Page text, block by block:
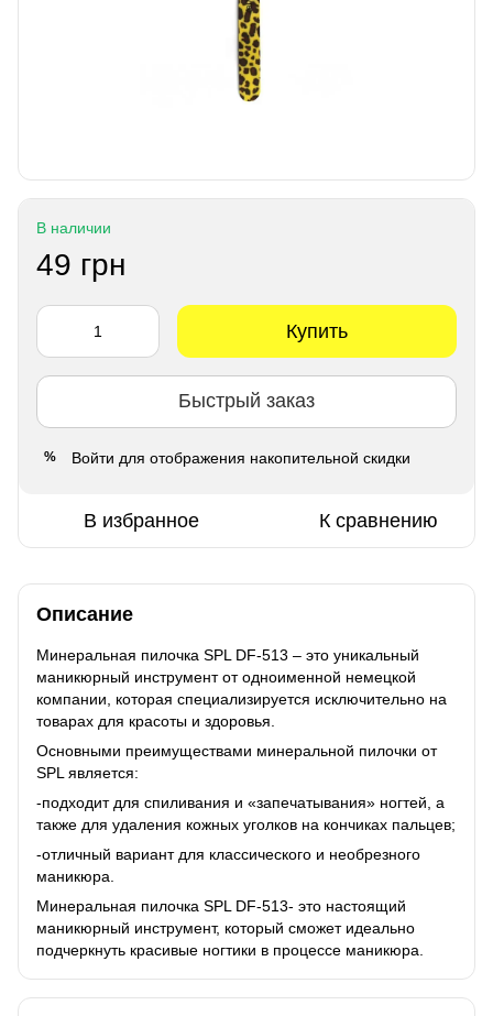
В наличии
49 грн
Купить
Быстрый заказ
% Войти для отображения накопительной скидки
В избранное К сравнению
Описание
Минеральная пилочка SPL DF-513 – это уникальный
маникюрный инструмент от одноименной немецкой
компании, которая специализируется исключительно на
товарах для красоты и здоровья.
Основными преимуществами минеральной пилочки от
SPL является:
-подходит для спиливания и «запечатывания» ногтей, а
также для удаления кожных уголков на кончиках пальцев;
-отличный вариант для классического и необрезного
маникюра.
Минеральная пилочка SPL DF-513- это настоящий
маникюрный инструмент, который сможет идеально
подчеркнуть красивые ногтики в процессе маникюра.